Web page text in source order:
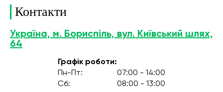
Контакти
Україна, м. Бориспіль, вул. Київський шлях,
64
Графік роботи:
Пн-Пт:
07:00 - 14:00
Сб:
08:00 - 13:00